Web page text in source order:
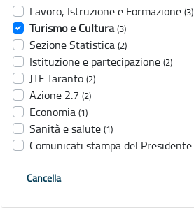
Lavoro, Istruzione e Formazione (3)
Turismo e Cultura (3)
Sezione Statistica (2)
Istituzione e partecipazione (2)
JTF Taranto (2)
Azione 2.7 (2)
Economia (1)
Sanità e salute (1)
Comunicati stampa del Presidente
Cancella